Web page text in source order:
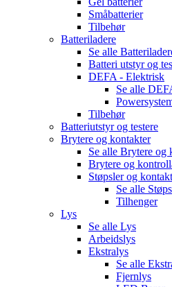
Småbatterier
Tilbehør
Batteriladere
Se alle
Batteri utstyr og
DEFA - Elektrisk
Se alle
Tilbehør
Batteriutstyr og testere
Brytere og kontakter
Se alle Brytere og
Brytere og
Støpsler og
Se alle
Tilhenger
Lys
Se alle Lys
Arbeidslys
Ekstralys
Se alle
Fjernlys